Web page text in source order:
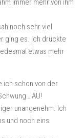
immer mehr von ihm
noch sehr viel
ging es. Ich drückte
etwas mehr
ich schon von der
AU!
unangenehm. Ich
und noch eins.